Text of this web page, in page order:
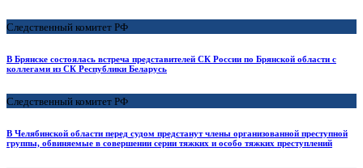
Следственный комитет РФ
В Брянске состоялась встреча представителей СК России по Брянской области с
коллегами из СК Республики Беларусь
Следственный комитет РФ
В Челябинской области перед судом предстанут члены организованной преступной
группы, обвиняемые в совершении серии тяжких и особо тяжких преступлений